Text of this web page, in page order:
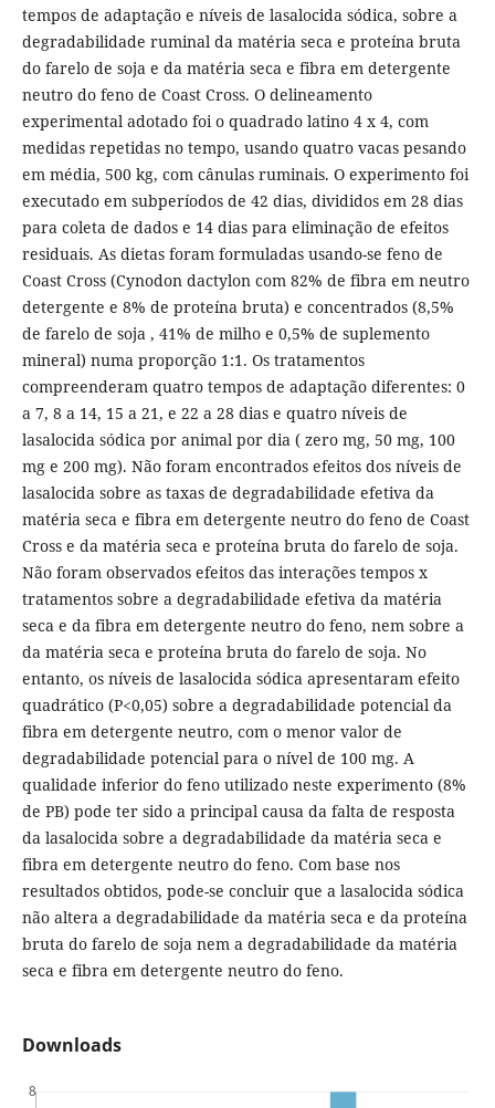
tempos de adaptação e níveis de lasalocida sódica, sobre a
degradabilidade ruminal da matéria seca e proteína bruta
do farelo de soja e da matéria seca e fibra em detergente
neutro do feno de Coast Cross. O delineamento
experimental adotado foi o quadrado latino 4 x 4, com
medidas repetidas no tempo, usando quatro vacas pesando
em média, 500 kg, com cânulas ruminais. O experimento foi
executado em subperíodos de 42 dias, divididos em 28 dias
para coleta de dados e 14 dias para eliminação de efeitos
residuais. As dietas foram formuladas usando-se feno de
Coast Cross (Cynodon dactylon com 82% de fibra em neutro
detergente e 8% de proteína bruta) e concentrados (8,5%
de farelo de soja , 41% de milho e 0,5% de suplemento
mineral) numa proporção 1:1. Os tratamentos
compreenderam quatro tempos de adaptação diferentes: 0
a 7, 8 a 14, 15 a 21, e 22 a 28 dias e quatro níveis de
lasalocida sódica por animal por dia ( zero mg, 50 mg, 100
mg e 200 mg). Não foram encontrados efeitos dos níveis de
lasalocida sobre as taxas de degradabilidade efetiva da
matéria seca e fibra em detergente neutro do feno de Coast
Cross e da matéria seca e proteína bruta do farelo de soja.
Não foram observados efeitos das interações tempos x
tratamentos sobre a degradabilidade efetiva da matéria
seca e da fibra em detergente neutro do feno, nem sobre a
da matéria seca e proteína bruta do farelo de soja. No
entanto, os níveis de lasalocida sódica apresentaram efeito
quadrático (P<0,05) sobre a degradabilidade potencial da
fibra em detergente neutro, com o menor valor de
degradabilidade potencial para o nível de 100 mg. A
qualidade inferior do feno utilizado neste experimento (8%
de PB) pode ter sido a principal causa da falta de resposta
da lasalocida sobre a degradabilidade da matéria seca e
fibra em detergente neutro do feno. Com base nos
resultados obtidos, pode-se concluir que a lasalocida sódica
não altera a degradabilidade da matéria seca e da proteína
bruta do farelo de soja nem a degradabilidade da matéria
seca e fibra em detergente neutro do feno.
Downloads